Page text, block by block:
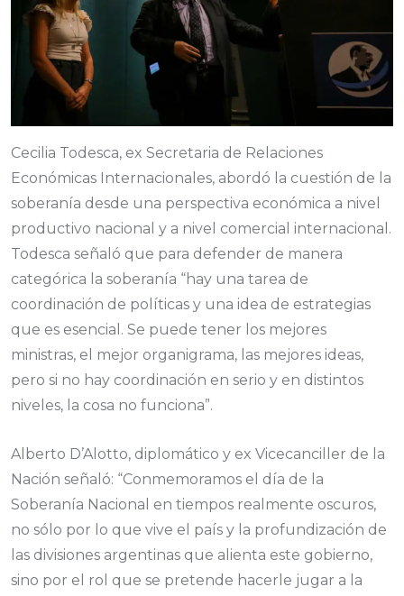
Cecilia Todesca, ex Secretaria de Relaciones
Económicas Internacionales, abordó la cuestión de la
soberanía desde una perspectiva económica a nivel
productivo nacional y a nivel comercial internacional.
Todesca señaló que para defender de manera
categórica la soberanía “hay una tarea de
coordinación de políticas y una idea de estrategias
que es esencial. Se puede tener los mejores
ministras, el mejor organigrama, las mejores ideas,
pero si no hay coordinación en serio y en distintos
niveles, la cosa no funciona”.
Alberto D’Alotto, diplomático y ex Vicecanciller de la
Nación señaló: “Conmemoramos el día de la
Soberanía Nacional en tiempos realmente oscuros,
no sólo por lo que vive el país y la profundización de
las divisiones argentinas que alienta este gobierno,
sino por el rol que se pretende hacerle jugar a la